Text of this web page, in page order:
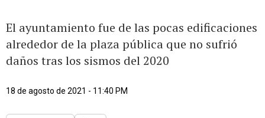
El ayuntamiento fue de las pocas edificaciones
alrededor de la plaza pública que no sufrió
daños tras los sismos del 2020
18 de agosto de 2021 - 11:40 PM